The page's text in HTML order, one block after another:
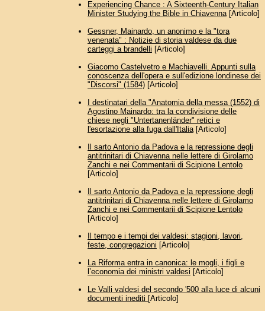
Experiencing Chance : A Sixteenth-Century Italian
Minister Studying the Bible in Chiavenna[Articolo]
Gessner, Mainardo, un anonimo e la "tora
venenata" : Notizie di storia valdese da due
carteggi a brandelli [Articolo]
Giacomo Castelvetro e Machiavelli. Appunti sulla
conoscenza dell'opera e sull'edizione londinese dei
"Discorsi" (1584)[Articolo]
I destinatari della "Anatomia della messa (1552) di
Agostino Mainardo: tra la condivisione delle
chiese negli "Untertanenländer" retici e
l'esortazione alla fuga dall'Italia[Articolo]
Il sarto Antonio da Padova e la repressione degli
antitrinitari di Chiavenna nelle lettere di Girolamo
Zanchi e nei Commentarii di Scipione Lentolo
[Articolo]
Il sarto Antonio da Padova e la repressione degli
antitrinitari di Chiavenna nelle lettere di Girolamo
Zanchi e nei Commentarii di Scipione Lentolo
[Articolo]
Il tempo e i tempi dei valdesi: stagioni, lavori,
feste, congregazioni [Articolo]
La Riforma entra in canonica: le mogli, i figli e
l’economia dei ministri valdesi [Articolo]
Le Valli valdesi del secondo '500 alla luce di alcuni
documenti inediti [Articolo]